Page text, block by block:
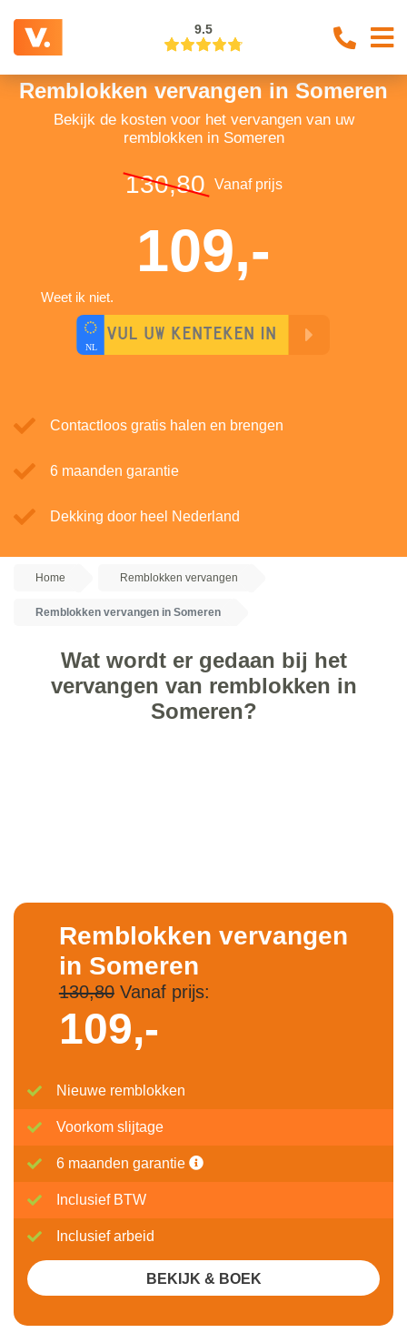
9.5
Remblokken vervangen in Someren
Bekijk de kosten voor het vervangen van uw
remblokken in Someren
130,80 Vanaf prijs
109,-
Weet ik niet.
Contactloos gratis halen en brengen
6 maanden garantie
Dekking door heel Nederland
Home Remblokken vervangen
Remblokken vervangen in Someren
Wat wordt er gedaan bij het
vervangen van remblokken in
Someren?
Remblokken vervangen
in Someren
130,80Vanaf prijs:
109,-
Nieuwe remblokken
Voorkom slijtage
6 maanden garantie
Inclusief BTW
Inclusief arbeid
BEKIJK & BOEK